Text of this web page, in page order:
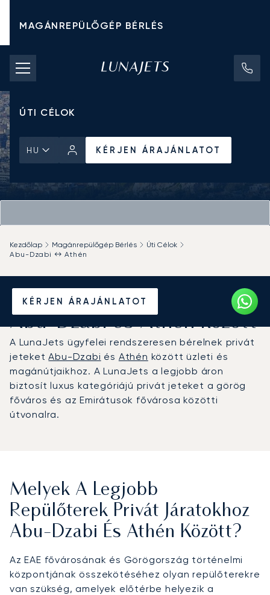
MAGÁNREPÜLŐGÉP BÉRLÉS
CHARTER ÁRAK
MAGÁNREPÜLŐGÉPEK
ÚTI CÉLOK
HU KÉRJEN ÁRAJÁNLATOT
KÉRJEN ÁRAJÁNLATOT
Kezdőlap Magánrepülőgép Bérlés
Úti Célok
Abu-Dzabi ↔ Athén
Béreljen magánrepülőt
Abu-Dzabi és Athén között
A LunaJets ügyfelei rendszeresen bérelnek privát
jeteketAbu-Dzabi és Athén között üzleti és
magánútjaikhoz. A LunaJets a legjobb áron
biztosít luxus kategóriájú privát jeteket a görög
főváros és az Emirátusok fővárosa közötti
útvonalra.
Melyek A Legjobb
Repülőterek Privát Járatokhoz
Abu-Dzabi És Athén Között?
Az EAE fővárosának és Görögország történelmi
központjának összekötéséhez olyan repülőterekre
van szükség, amelyek előtérbe helyezik a